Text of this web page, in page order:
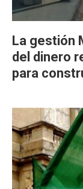
La gestión
del dinero
para